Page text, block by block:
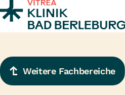
Zum Inhalt springen
Weitere Fachbereiche